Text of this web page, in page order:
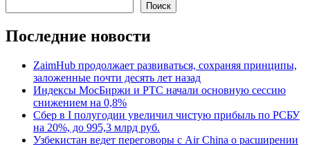
Поиск
Последние новости
ZaimHub продолжает развиваться, сохраняя принципы,
заложенные почти десять лет назад
Индексы МосБиржи и РТС начали основную сессию
снижением на 0,8%
Сбер в I полугодии увеличил чистую прибыль по РСБУ
на 20%, до 995,3 млрд руб.
Узбекистан ведет переговоры с Air China о расширении